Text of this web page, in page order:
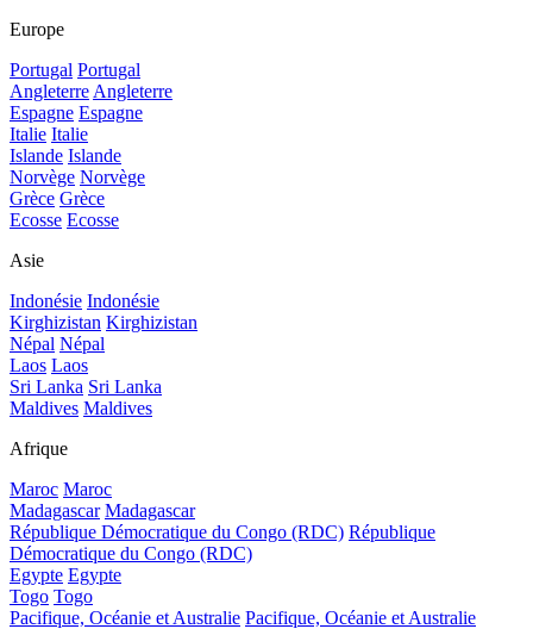
Europe
Portugal Portugal
Angleterre Angleterre
Espagne Espagne
Italie Italie
Islande Islande
Norvège Norvège
Grèce Grèce
Ecosse Ecosse
Asie
Indonésie Indonésie
Kirghizistan Kirghizistan
Népal Népal
Laos Laos
Sri Lanka Sri Lanka
Maldives Maldives
Afrique
Maroc Maroc
Madagascar Madagascar
République Démocratique du Congo (RDC) République
Démocratique du Congo (RDC)
Egypte Egypte
Togo Togo
Pacifique, Océanie et Australie Pacifique, Océanie et Australie